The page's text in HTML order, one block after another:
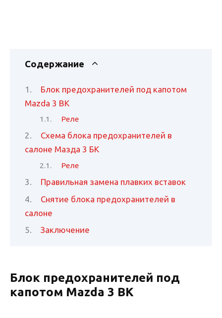
Содержание
Блок предохранителей под капотом
Mazda 3 BK
Реле
Схема блока предохранителей в
салоне Мазда 3 БК
Реле
Правильная замена плавких вставок
Снятие блока предохранителей в
салоне
Заключение
Блок предохранителей под
капотом Mazda 3 BK